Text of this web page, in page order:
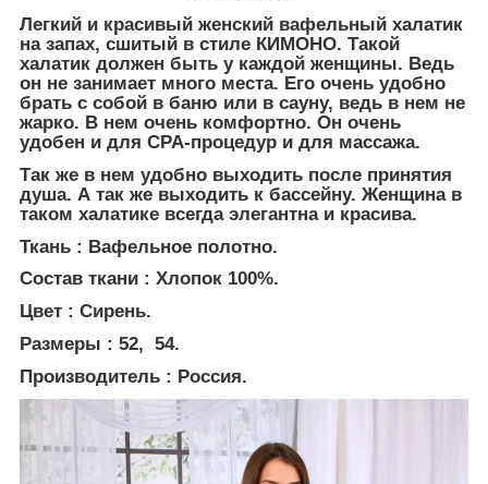
Легкий и красивый женский вафельный халатик
на запах, сшитый в стиле КИМОНО. Такой
халатик должен быть у каждой женщины. Ведь
он не занимает много места. Его очень удобно
брать с собой в баню или в сауну, ведь в нем не
жарко. В нем очень комфортно. Он очень
удобен и для СРА-процедур и для массажа.
Так же в нем удобно выходить после принятия
душа. А так же выходить к бассейну. Женщина в
таком халатике всегда элегантна и красива.
Ткань : Вафельное полотно.
Состав ткани : Хлопок 100%.
Цвет : Сирень.
Размеры : 52, 54.
Производитель : Россия.